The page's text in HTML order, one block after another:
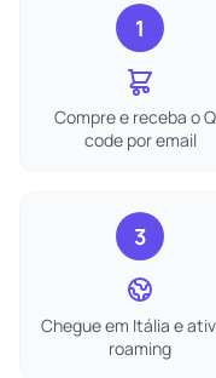
1
Compre e receba o
code por email
3
Chegue em Itália e
roaming